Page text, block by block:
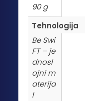
90 g
Tehnologija
Be Swi
FT – je
dnosl
ojni m
aterija
l